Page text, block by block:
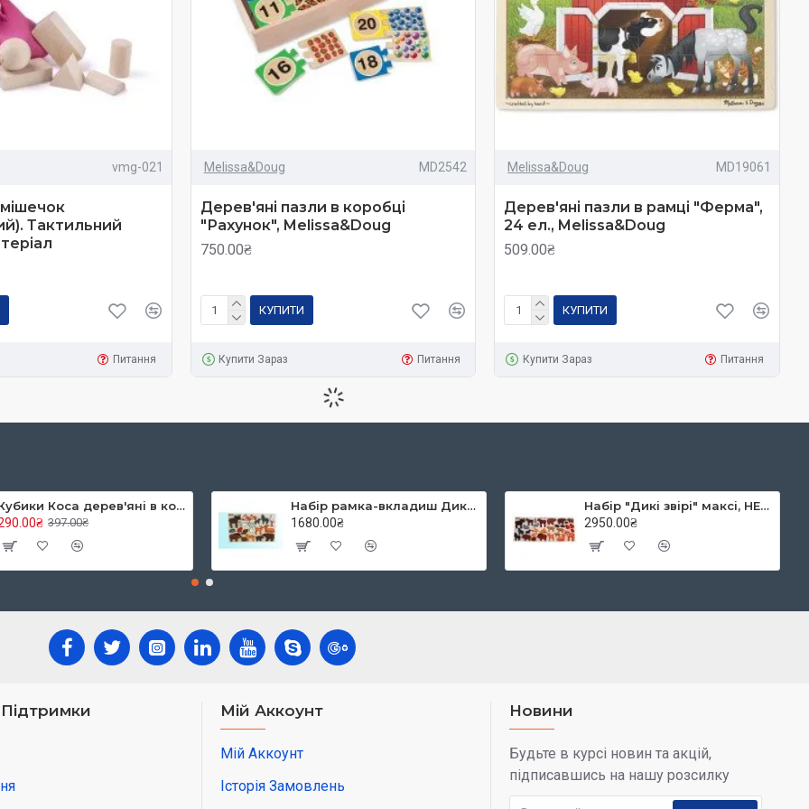
бажанням.
на дошкільнят.
може погано реагувати на всю методику, яка можливо занадто жорстка для них.
уваги творчому розвитку, а також удосконаленню дрібної моторики.
за методом Нікітіних складно підтримати в умовах міського життя.
блоків можна навчати дітей математики в ігровій формі. Така манера розвиває логіку, пам'ять, уважність та уяву.
обмежена колірна різноманітність.
віку, щоб вирішувати завдання складніше, не вистачатиме одного набору.
дітей можна придбати в інтернет-магазині Кідобо. У розділі різних ранніх методик є велика кількість «розумних»
кубики Нікітіна, дидактичних іграшок, методики раннього навчання (книги, матеріали, інструкції). Використовуючи їх,
особливих труднощів сприймати будь-яку цікаву інформацію.
І також нормально визнати, що ви чогось не знаєте. Саме матеріали для раннього розвитку дітей допоможуть відповісти на
vmg-021
Тактильний
Питання
Melissa&Doug MD2542
Дерев'яні пазли в коробці
"Рахунок", Melissa&Doug
750.00₴
КУПИТИ
Купити Зараз Питання
Melissa&Doug MD19061
Дерев'яні пазли в рамці "Ферма",
24 ел., Melissa&Doug
509.00₴
КУПИТИ
Купити Зараз Питання
ПІД ЗАМОВЛЕННЯ
2 дошки з бусинками без коробки
1750.00₴
2-3 ДНІ
Melissa&Doug
1010.00₴